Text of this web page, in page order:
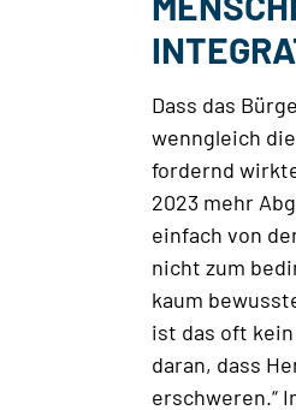
Dass das
wenngleich
fordernd
2023 mehr
einfach von
nicht zum
kaum
ist das oft
daran, dass
erschweren.“